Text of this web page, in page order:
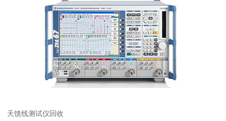
天馈线测试仪回收